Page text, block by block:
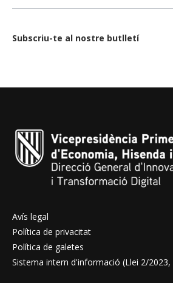
Subscriu-te al nostre butlletí
Avís legal
Política de privacitat
Política de galetes
Sistema intern d'informació (Llei 2/